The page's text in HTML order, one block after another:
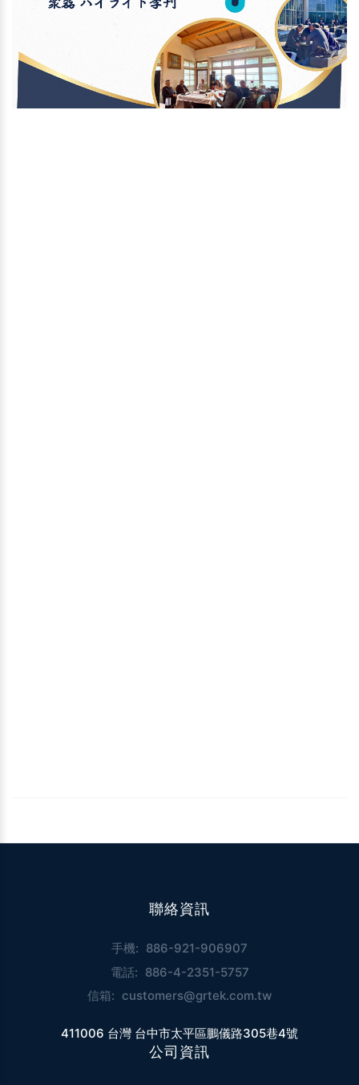
聯絡資訊
手機: 886-921-906907
電話: 886-4-2351-5757
信箱: customers@grtek.com.tw
411006 台灣 台中市太平區鵬儀路305巷4號
公司資訊